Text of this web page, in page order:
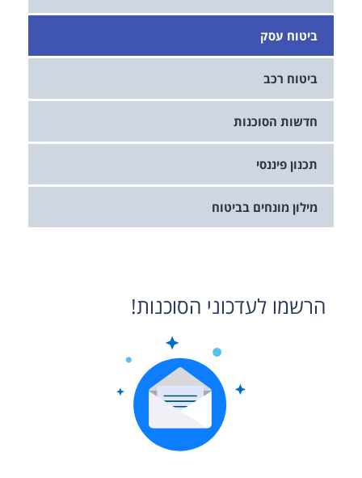
ביטוח עסק
ביטוח רכב
חדשות הסוכנות
תכנון פיננסי
מילון מונחים בביטוח
הרשמו לעדכוני הסוכנות!